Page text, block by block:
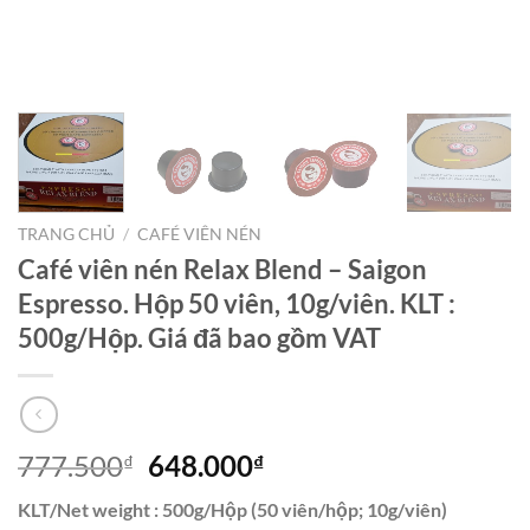
TRANG CHỦ / CAFÉ VIÊN NÉN
Café viên nén Relax Blend – Saigon
Espresso. Hộp 50 viên, 10g/viên. KLT :
500g/Hộp. Giá đã bao gồm VAT
777.500₫
Giá
là:
648.000₫Giá
tại
KLT/Net weight : 500g/Hộp (50 viên/hộp; 10g/viên)